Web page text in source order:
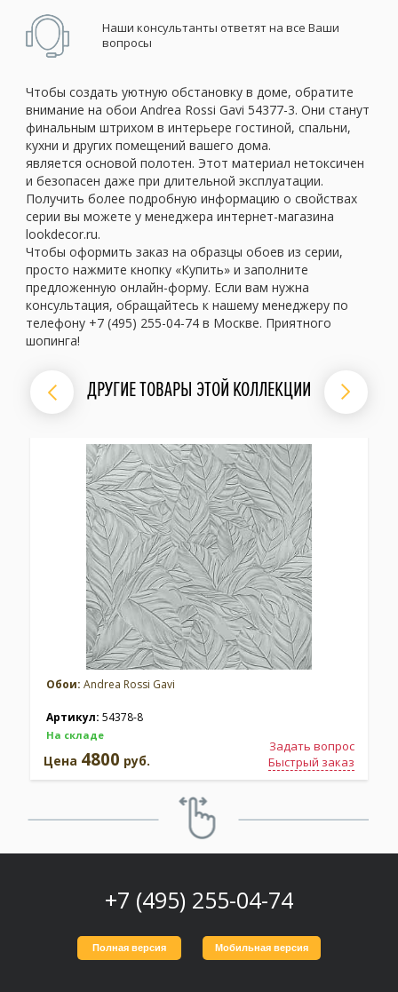
Наши консультанты ответят на все Ваши
вопросы
Чтобы создать уютную обстановку в доме, обратите
внимание на обои Andrea Rossi Gavi 54377-3. Они станут
финальным штрихом в интерьере гостиной, спальни,
кухни и других помещений вашего дома.
является основой полотен. Этот материал нетоксичен
и безопасен даже при длительной эксплуатации.
Получить более подробную информацию о свойствах
серии вы можете у менеджера интернет-магазина
lookdecor.ru.
Чтобы оформить заказ на образцы обоев из серии,
просто нажмите кнопку «Купить» и заполните
предложенную онлайн-форму. Если вам нужна
консультация, обращайтесь к нашему менеджеру по
телефону +7 (495) 255-04-74 в Москве. Приятного
шопинга!
ДРУГИЕ ТОВАРЫ ЭТОЙ КОЛЛЕКЦИИ
Обои: Andrea Rossi Gavi
Артикул: 54378-8
На складе
Задать вопрос
Быстрый заказ
Цена 4800 руб.
+7 (495) 255-04-74
Полная версия Мобильная версия